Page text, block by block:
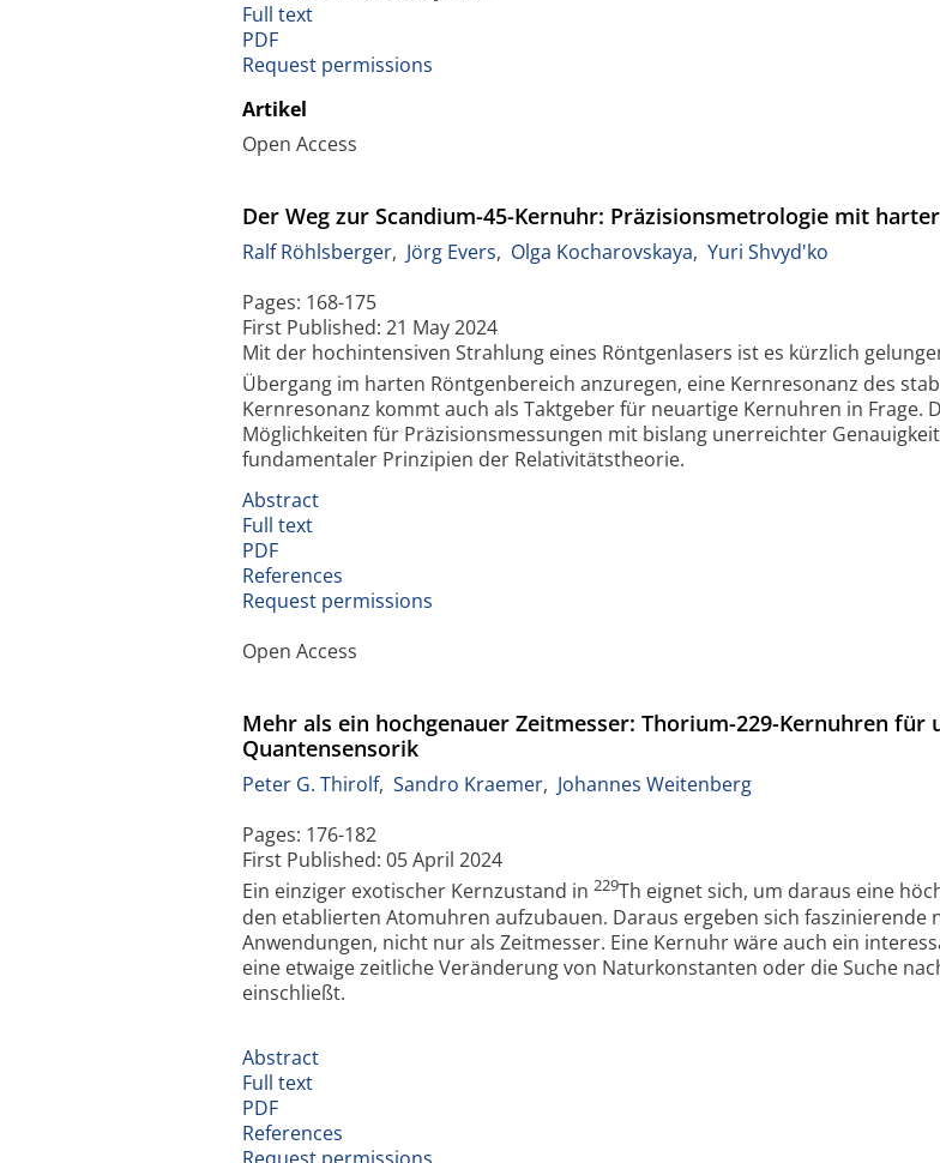
Full text
PDF
Request permissions
Artikel
Open Access
Der Weg zur Scandium-45-Kernuhr: Präzisionsmetrologie mit
Ralf Röhlsberger, Jörg Evers, Olga Kocharovskaya, Yuri Shvyd'ko
Pages: 168-175
First Published: 21 May 2024
Mit der hochintensiven Strahlung eines Röntgenlasers ist es kürzlich
Übergang im harten Röntgenbereich anzuregen, eine Kernresonanz des
Kernresonanz kommt auch als Taktgeber für neuartige Kernuhren in Frage.
Möglichkeiten für Präzisionsmessungen mit bislang unerreichter
fundamentaler Prinzipien der Relativitätstheorie.
Abstract
Full text
PDF
References
Request permissions
Open Access
Mehr als ein hochgenauer Zeitmesser: Thorium-229-Kernuhren für
Quantensensorik
Peter G. Thirolf, Sandro Kraemer, Johannes Weitenberg
Pages: 176-182
First Published: 05 April 2024
Ein einziger exotischer Kernzustand in 229Th eignet sich, um daraus eine
den etablierten Atomuhren aufzubauen. Daraus ergeben sich faszinierende
Anwendungen, nicht nur als Zeitmesser. Eine Kernuhr wäre auch ein
eine etwaige zeitliche Veränderung von Naturkonstanten oder die Suche
einschließt.
Abstract
Full text
PDF
References